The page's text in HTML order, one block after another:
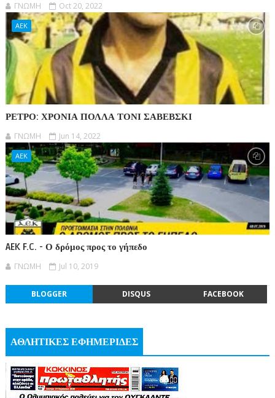
ΓΝΩΜΗ Oct 20, 2022
ΑΕΚ
ΡΕΤΡΟ: ΧΡΟΝΙΑ ΠΟΛΛΑ ΤΟΝΙ ΣΑΒΕΒΣΚΙ
ΓΝΩΜΗ Jun 14, 2022
ΑΕΚ
AEK F.C. - Ο δρόμος προς το γήπεδο
ΓΝΩΜΗ Jul 10, 2019
BLOGGER DISQUS FACEBOOK
ΑΘΛΗΤΙΚΕΣ ΕΦΗΜΕΡΙΔΕΣ